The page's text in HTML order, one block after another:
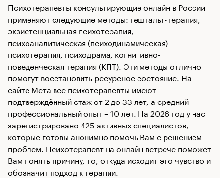
Психотерапевты консультирующие онлайн в России
применяют следующие методы: гештальт-терапия,
экзистенциальная психотерапия,
психоаналитическая (психодинамическая)
психотерапия, психодрама, когнитивно-
поведенческая терапия (КПТ). Эти методы отлично
помогут восстановить ресурсное состояние. На
сайте Мета все психотерапевты имеют
подтверждённый стаж от 2 до 33 лет, а средний
профессиональный опыт – 10 лет. На 2026 год у нас
зарегистрировано 425 активных специалистов,
которые готовы анонимно помочь Вам с решением
проблем. Психотерапевт на онлайн встрече поможет
Вам понять причину, то, откуда исходит это чувство и
обозначит подход к терапии.